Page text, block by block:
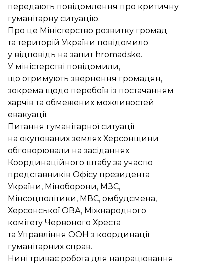
передають повідомлення про критичну
гуманітарну ситуацію.
Про це Міністерство розвитку громад
та територій України повідомило
у відповідь на запит hromadske.
У міністерстві повідомили,
що отримують звернення громадян,
зокрема щодо перебоїв із постачанням
харчів та обмежених можливостей
евакуації.
Питання гуманітарної ситуації
на окупованих землях Херсонщини
обговорювали на засіданнях
Координаційного штабу за участю
представників Офісу президента
України, Міноборони, МЗС,
Мінсоцполітики, МВС, омбудсмена,
Херсонської ОВА, Міжнародного
комітету Червоного Хреста
та Управління ООН з координації
гуманітарних справ.
Нині триває робота для напрацювання